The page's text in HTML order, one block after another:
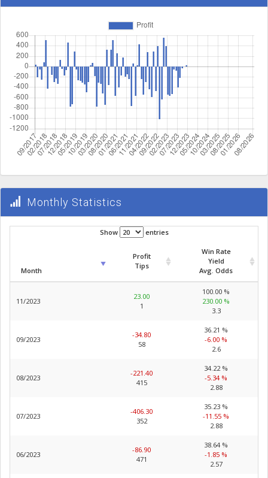
Monthly Statistics
Show entries
Month
Profit
Tips
Win Rate
Yield
Avg. Odds
11/2023
23.00
1
100.00 %
230.00 %
3.3
09/2023
-34.80
58
36.21 %
-6.00 %
2.6
08/2023
-221.40
415
34.22 %
-5.34 %
2.88
07/2023
-406.30
352
35.23 %
-11.55 %
2.88
06/2023
-86.90
471
38.64 %
-1.85 %
2.57